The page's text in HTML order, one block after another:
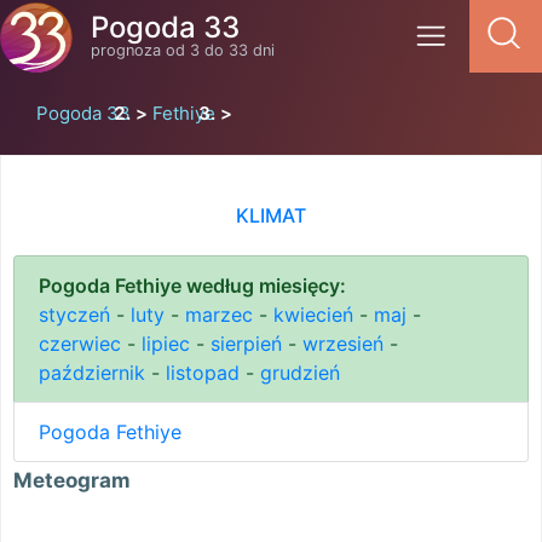
Pogoda 33
prognoza od 3 do 33 dni
Pogoda 33 Fethiye
KLIMAT
Pogoda Fethiye według miesięcy:
styczeń - luty - marzec - kwiecień - maj -
czerwiec - lipiec - sierpień - wrzesień -
październik - listopad - grudzień
Pogoda Fethiye
Meteogram